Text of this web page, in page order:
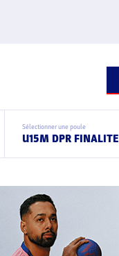
Sélectionner une poule
U15M DPR